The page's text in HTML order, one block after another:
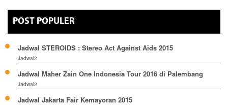
POST POPULER
Jadwal STEROIDS : Stereo Act Against Aids 2015
Jadwal2
Jadwal Maher Zain One Indonesia Tour 2016 di Palembang
Jadwal2
Jadwal Jakarta Fair Kemayoran 2015